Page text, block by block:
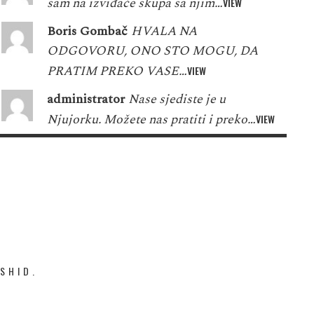
Boris Gombač HVALA NA
ODGOVORU, ONO STO MOGU, DA
PRATIM PREKO VASE…VIEW
administrator Nase sjediste je u
Njujorku. Možete nas pratiti i preko…VIEW